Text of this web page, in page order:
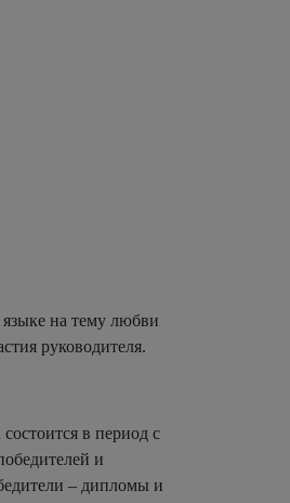
языке на тему любви
руководителя.
в период с
и
– дипломы и